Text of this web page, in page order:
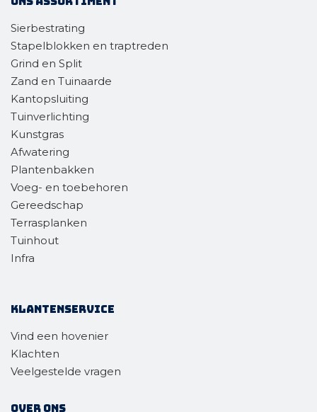
Sierbestrating
Stapelblokken en traptreden
Grind en Split
Zand en Tuinaarde
Kantopsluiting
Tuinverlichting
Kunstgras
Afwatering
Plantenbakken
Voeg- en toebehoren
Gereedschap
Terrasplanken
Tuinhout
Infra
Klantenservice
Vind een hovenier
Klachten
Veelgestelde vragen
Over ons